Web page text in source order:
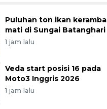
Puluhan ton ikan keramba
mati di Sungai Batanghari
1 jam lalu
Veda start posisi 16 pada
Moto3 Inggris 2026
1 jam lalu